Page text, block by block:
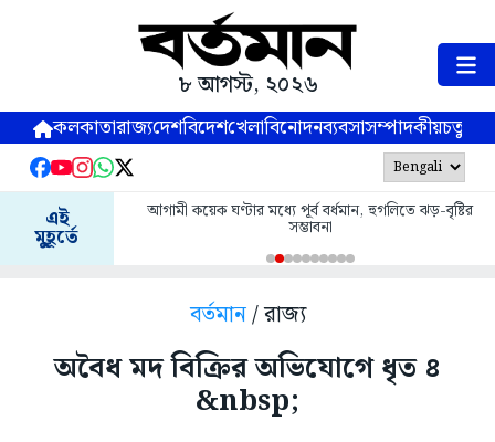
৮ আগস্ট, ২০২৬
কলকাতারাজ্যদেশবিদেশখেলাবিনোদনব্যবসাসম্পাদকীয়
এই
মুহূর্তে
আগামী কয়েক ঘণ্টার মধ্যে পূর্ব বর্ধমান, হুগলিতে ঝড়-বৃষ্টির
সম্ভাবনা
বর্তমান/ রাজ্য
অবৈধ মদ বিক্রির অভিযোগে ধৃত ৪
&nbsp;